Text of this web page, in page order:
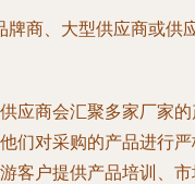
牌商、大型供应商或供
应商会汇聚多家厂家
他们对采购的产品进行
游客户提供产品培训、